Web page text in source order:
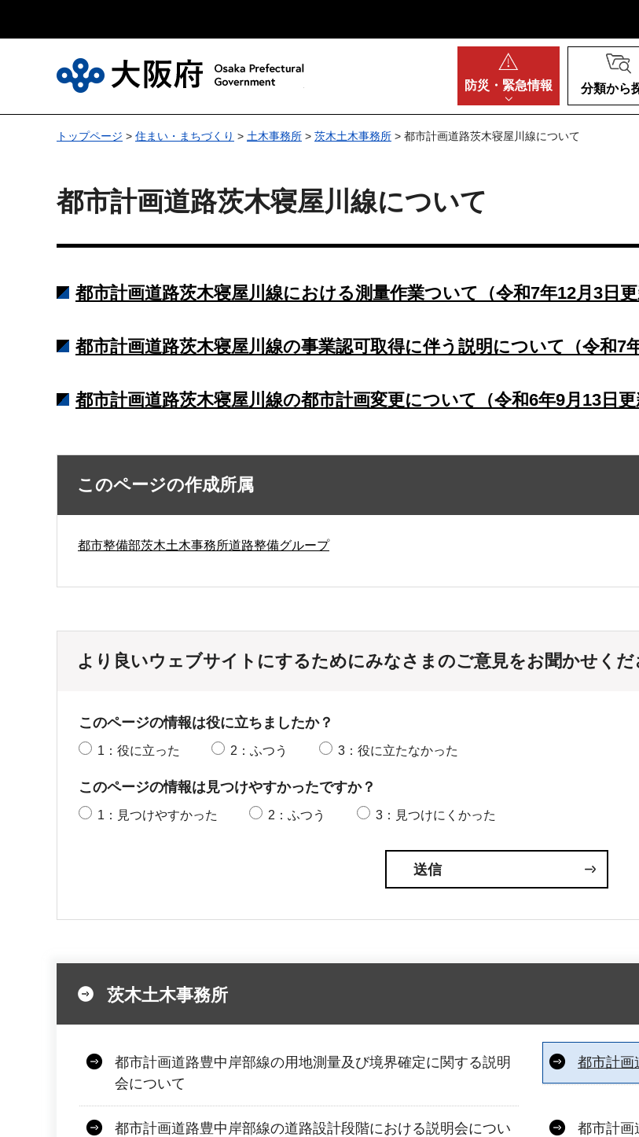
防災・ 緊急情報 分類から
トップページ > 住まい・まちづくり > 土木事務所 > 茨木土木事務所 > 都市計画道路茨木寝屋川線について
都市計画道路茨木寝屋川線について
都市計画道路茨木寝屋川線における測量作業ついて（令和7年12月3日更
都市計画道路茨木寝屋川線の事業認可取得に伴う説明について（令和7
都市計画道路茨木寝屋川線の都市計画変更について（令和6年9月13日更
このページの作成所属
都市整備部茨木土木事務所道路整備グループ
より良いウェブサイトにするためにみなさまのご意見をお聞かせくだ
このページの情報は役に立ちましたか？
1：役に立った 2：ふつう 3：役に立たなかった
このページの情報は見つけやすかったですか？
1：見つけやすかった 2：ふつう 3：見つけにくかった
茨木土木事務所
都市計画道路豊中岸部線の用地測量及び境界確定に関する説明
会について
都市計画
都市計画道路豊中岸部線の道路設計段階における説明会につい
都市計画